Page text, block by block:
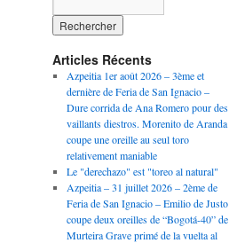
Articles Récents
Azpeitia 1er août 2026 – 3ème et
dernière de Feria de San Ignacio –
Dure corrida de Ana Romero pour des
vaillants diestros. Morenito de Aranda
coupe une oreille au seul toro
relativement maniable
Le "derechazo" est "toreo al natural"
Azpeitia – 31 juillet 2026 – 2ème de
Feria de San Ignacio – Emilio de Justo
coupe deux oreilles de “Bogotá-40” de
Murteira Grave primé de la vuelta al